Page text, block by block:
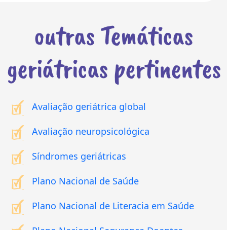
outras Temáticas
geriátricas pertinentes
Avaliação geriátrica global
Avaliação neuropsicológica
Síndromes geriátricas
Plano Nacional de Saúde
Plano Nacional de Literacia em Saúde